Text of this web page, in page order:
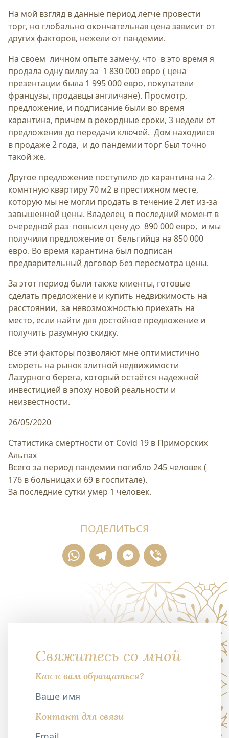
На мой взгляд в данные период легче провести
торг, но глобально окончательная цена зависит от
других факторов, нежели от пандемии.
На своём личном опыте замечу, что в это время я
продала одну виллу за 1 830 000 евро ( цена
презентации была 1 995 000 евро, покупатели
французы, продавцы англичане). Просмотр,
предложение, и подписание были во время
карантина, причем в рекордные сроки, 3 недели от
предложения до передачи ключей. Дом находился
в продаже 2 года, и до пандемии торг был точно
такой же.
Другое предложение поступило до карантина на 2-
комнтную квартиру 70 м2 в престижном месте,
которую мы не могли продать в течение 2 лет из-за
завышенной цены. Владелец в последний момент в
очередной раз повысил цену до 890 000 евро, и мы
получили предложение от бельгийца на 850 000
евро. Во время карантина был подписан
предварительный договор без пересмотра цены.
За этот период были также клиенты, готовые
сделать предложение и купить недвижимость на
расстоянии, за невозможностью приехать на
место, если найти для достойное предложение и
получить разумную скидку.
Все эти факторы позволяют мне оптимистично
смореть на рынок элитной недвижимости
Лазурного берега, который остаётся надежной
инвестицией в эпоху новой реальности и
неизвестности.
26/05/2020
Статистика смертности от Covid 19 в Приморских
Альпах
Всего за период пандемии погибло 245 человек (
176 в больницах и 69 в госпитале).
За последние сутки умер 1 человек.
ПОДЕЛИТЬСЯ
WhatsApp
Telegram
Messenger
Свяжитесь со мной
Как к вам обращаться?
Контакт для связи